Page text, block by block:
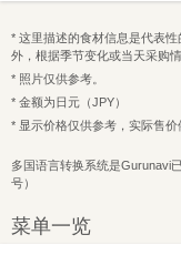
* 这里描述的食材信息是代表
外，根据季节变化或当天采购
* 照片仅供参考。
* 金额为日元（JPY）
* 显示价格仅供参考，实际售价
多国语言转换系统是Gurunavi
号）
菜单一览